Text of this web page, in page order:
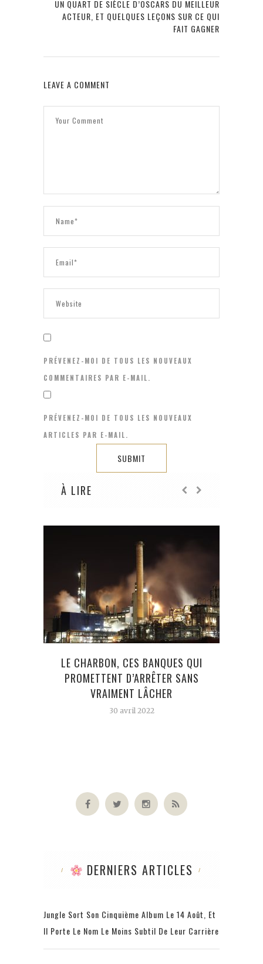
UN QUART DE SIÈCLE D’OSCARS DU MEILLEUR
ACTEUR, ET QUELQUES LEÇONS SUR CE QUI
FAIT GAGNER
LEAVE A COMMENT
PRÉVENEZ-MOI DE TOUS LES NOUVEAUX
COMMENTAIRES PAR E-MAIL.
PRÉVENEZ-MOI DE TOUS LES NOUVEAUX
ARTICLES PAR E-MAIL.
À LIRE
LE CHARBON, CES BANQUES QUI
PROMETTENT D’ARRÊTER SANS
VRAIMENT LÂCHER
30 avril 2022
DERNIERS ARTICLES
Jungle Sort Son Cinquième Album Le 14 Août, Et
Il Porte Le Nom Le Moins Subtil De Leur Carrière